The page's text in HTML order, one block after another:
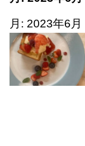
月: 2023年6月